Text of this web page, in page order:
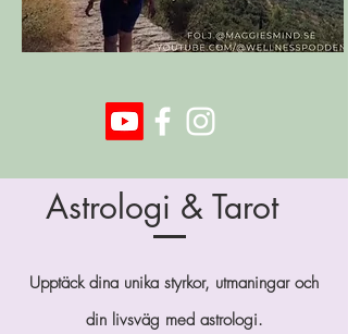
Astrologi & Tarot
Upptäck dina unika styrkor, utmaningar och
din livsväg med astrologi.